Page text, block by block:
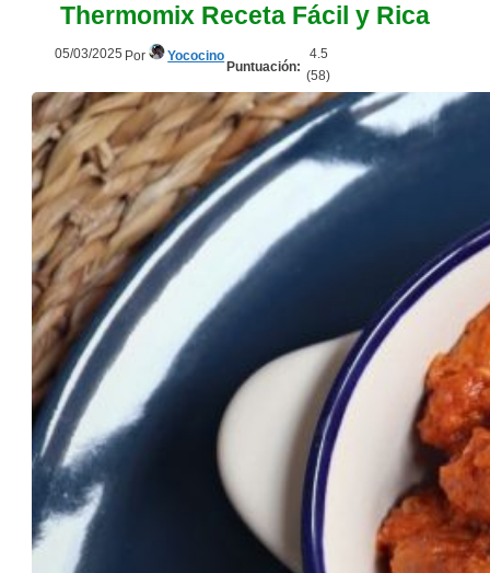
Thermomix Receta Fácil y Rica
05/03/2025 Por Yococino
Puntuación:
4.5
(58)